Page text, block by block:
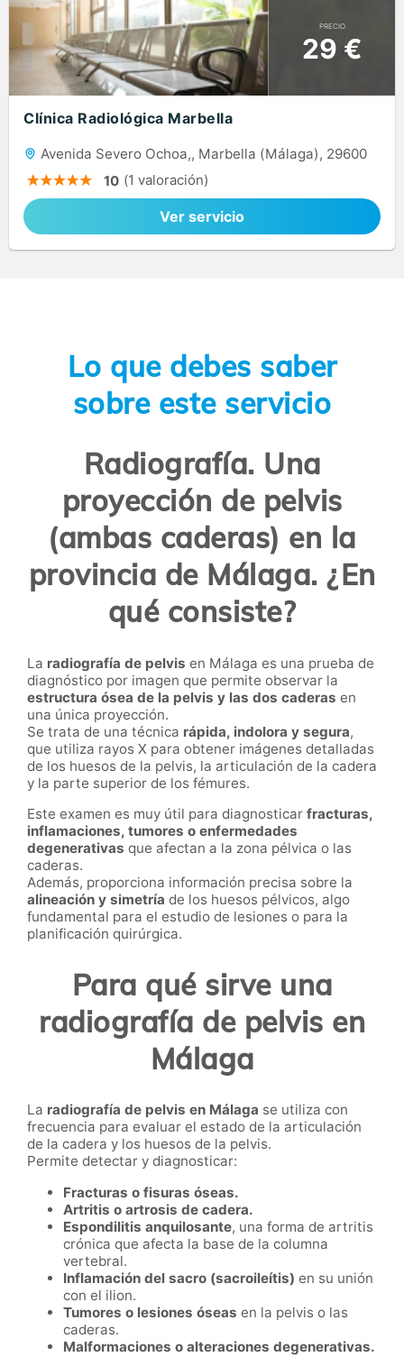
PRECIO
29 €
Clínica Radiológica Marbella
Avenida Severo Ochoa,, Marbella (Málaga), 29600
10 (1 valoración)
Ver servicio
Lo que debes saber
sobre este servicio
Radiografía. Una
proyección de pelvis
(ambas caderas) en la
provincia de Málaga. ¿En
qué consiste?
La radiografía de pelvis en Málaga es una prueba de
diagnóstico por imagen que permite observar la
estructura ósea de la pelvis y las dos caderas en
una única proyección.
Se trata de una técnica rápida, indolora y segura,
que utiliza rayos X para obtener imágenes detalladas
de los huesos de la pelvis, la articulación de la cadera
y la parte superior de los fémures.
Este examen es muy útil para diagnosticar fracturas,
inflamaciones, tumores o enfermedades
degenerativas que afectan a la zona pélvica o las
caderas.
Además, proporciona información precisa sobre la
alineación y simetría de los huesos pélvicos, algo
fundamental para el estudio de lesiones o para la
planificación quirúrgica.
Para qué sirve una
radiografía de pelvis en
Málaga
La radiografía de pelvis en Málaga se utiliza con
frecuencia para evaluar el estado de la articulación
de la cadera y los huesos de la pelvis.
Permite detectar y diagnosticar:
Fracturas o fisuras óseas.
Artritis o artrosis de cadera.
Espondilitis anquilosante, una forma de artritis
crónica que afecta la base de la columna
vertebral.
Inflamación del sacro (sacroileítis) en su unión
con el ilion.
Tumores o lesiones óseas en la pelvis o las
caderas.
Malformaciones o alteraciones degenerativas.